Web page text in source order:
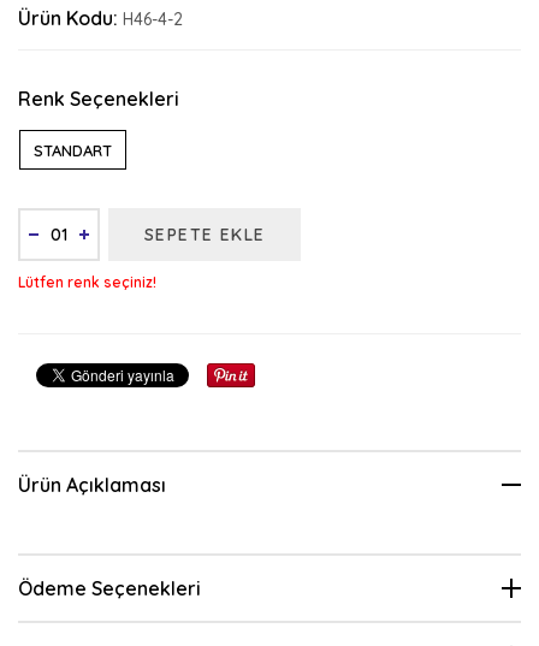
Ürün Kodu: H46-4-2
Renk Seçenekleri
STANDART
SEPETE EKLE
Lütfen renk seçiniz!
Ürün Açıklaması
Ödeme Seçenekleri